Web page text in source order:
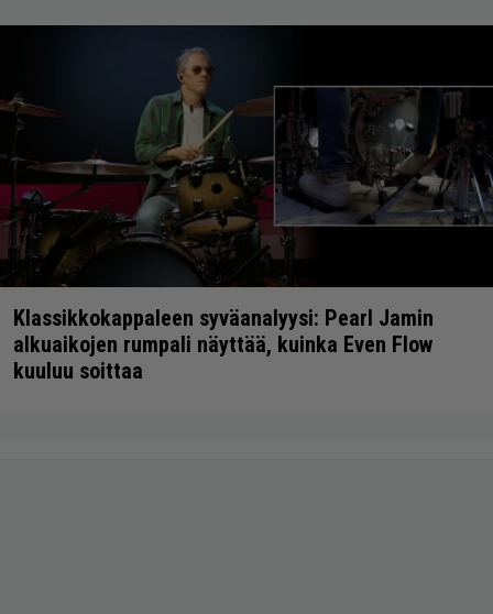
Klassikkokappaleen syväanalyysi: Pearl Jamin
alkuaikojen rumpali näyttää, kuinka Even Flow
kuuluu soittaa